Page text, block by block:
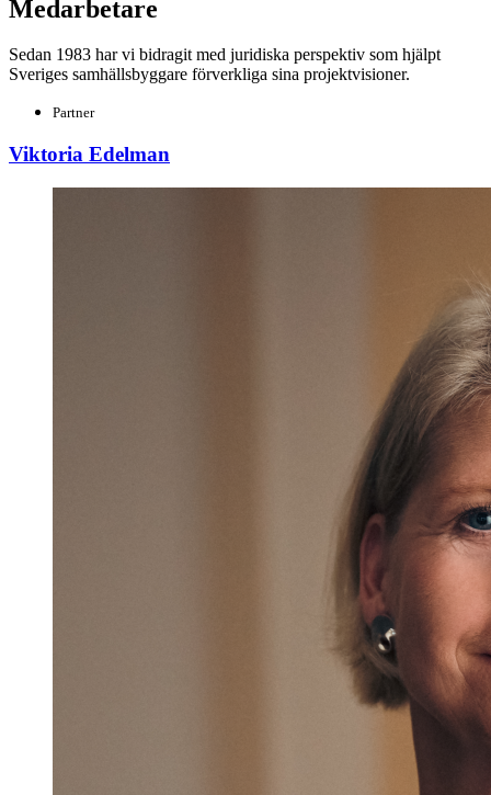
Medarbetare
Sedan 1983 har vi bidragit med juridiska perspektiv som hjälpt
Sveriges samhällsbyggare förverkliga sina projektvisioner.
Partner
Viktoria Edelman